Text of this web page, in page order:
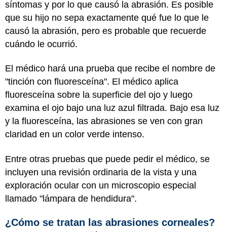
síntomas y por lo que causó la abrasión. Es posible
que su hijo no sepa exactamente qué fue lo que le
causó la abrasión, pero es probable que recuerde
cuándo le ocurrió.
El médico hará una prueba que recibe el nombre de
"tinción con fluoresceína". El médico aplica
fluoresceína sobre la superficie del ojo y luego
examina el ojo bajo una luz azul filtrada. Bajo esa luz
y la fluoresceína, las abrasiones se ven con gran
claridad en un color verde intenso.
Entre otras pruebas que puede pedir el médico, se
incluyen una revisión ordinaria de la vista y una
exploración ocular con un microscopio especial
llamado "lámpara de hendidura".
¿Cómo se tratan las abrasiones corneales?